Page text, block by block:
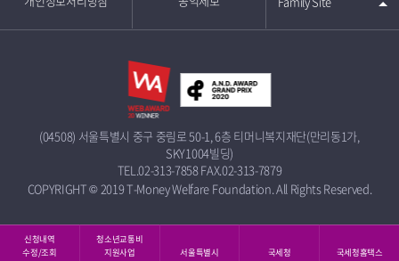
(04508) 서울특별시 중구 중림로 50-1, 6층 티머니복지재단(만리동1가,
SKY1004빌딩)
TEL.02-313-7858FAX.02-313-7879
COPYRIGHT © 2019 T-Money Welfare Foundation. All Rights Reserved.
신청내역
수정/조회
청소년교통비
지원사업
서울특별시 국세청 국세청홈택스